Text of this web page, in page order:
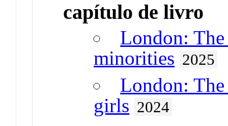
capítulo de livro
London:
minorities 2025
London:
girls 2024